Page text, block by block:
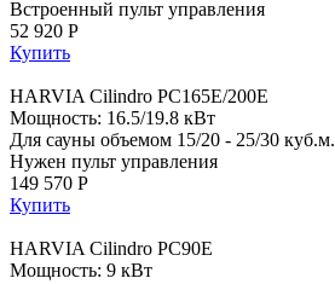
Встроенный пульт управления
52 920 Р
Купить
HARVIA Cilindro PC165E/200E
Мощность: 16.5/19.8 кВт
Для сауны объемом 15/20 - 25/30 куб.м.
Нужен пульт управления
149 570 Р
Купить
HARVIA Cilindro PC90E
Мощность: 9 кВт